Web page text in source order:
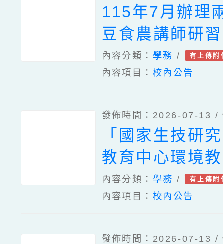
115年7月辦理
豆食農講師研
班
內容分類： 學務 / 有上傳附
內容項目： 校內公告
發佈時間：2026-07-13 /
「國家生技研
教育中心環境
驗計畫」
內容分類： 學務 / 有上傳附
內容項目： 校內公告
發佈時間：2026-07-13 /